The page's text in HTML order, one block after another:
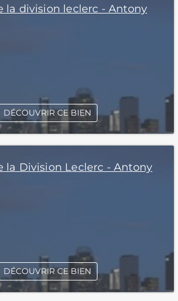
la division leclerc - Antony
DÉCOUVRIR CE BIEN
la Division Leclerc - Antony
DÉCOUVRIR CE BIEN